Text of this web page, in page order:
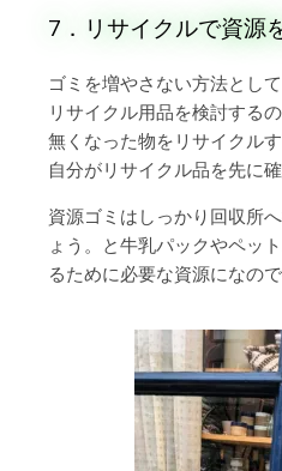
7．リサイクルで資源
ゴミを増やさない方法とし
リサイクル用品を検討する
無くなった物をリサイクル
自分がリサイクル品を先に
資源ゴミはしっかり回収所
ょう。と牛乳パックやペッ
るために必要な資源になの